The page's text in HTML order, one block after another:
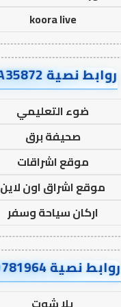
koora live
روابط نصية AA35872
ضوء التعليمي
صحيفة برق
موقع اشراقات
موقع اشراق اون لاين
اركان سياحة وسفر
روابط نصية FD781964